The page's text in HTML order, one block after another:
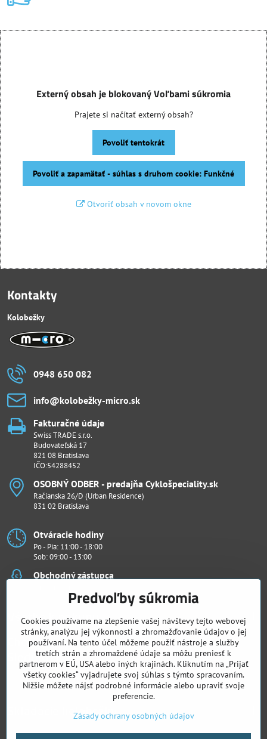
Externý obsah je blokovaný Voľbami súkromia
Prajete si načítať externý obsah?
Povoliť tentokrát
Povoliť a zapamätať - súhlas s druhom cookie: Funkčné
Otvoriť obsah v novom okne
Kontakty
Kolobežky
0948 650 082
info​@kolobežky-micro​.sk
Fakturačné údaje
Swiss TRADE s.r.o.
Budovateľská 17
821 08 Bratislava
IČO:54288452
OSOBNÝ ODBER - predajňa Cyklošpeciality​.sk
Račianska 26/D (Urban Residence)
831 02 Bratislava
Otváracie hodiny
Po - Pia: 11:00 - 18:00
Sob: 09:00 - 13:00
Obchodný zástupca
Všetko k nákupu
Chcete vidieť naše novinky ako prví?
Sledujte nás
Facebook Instagram
Skladacie kolobežky
Predvoľby súkromia
Cookies používame na zlepšenie vašej návštevy tejto webovej
stránky, analýzu jej výkonnosti a zhromažďovanie údajov o jej
používaní. Na tento účel môžeme použiť nástroje a služby
tretích strán a zhromaždené údaje sa môžu preniesť k
partnerom v EÚ, USA alebo iných krajinách. Kliknutím na „Prijať
všetky cookies“ vyjadrujete svoj súhlas s týmto spracovaním.
Nižšie môžete nájsť podrobné informácie alebo upraviť svoje
preferencie.
Zásady ochrany osobných údajov